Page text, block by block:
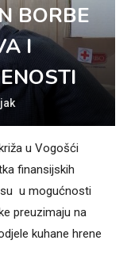
BORBE
I
u Vogošći
finansijskih
u mogućnosti
preuzimaju na
kuhane hrene